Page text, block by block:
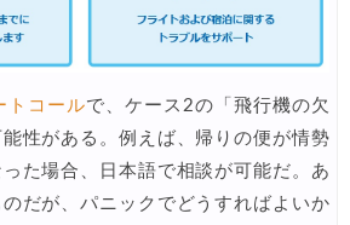
トコールで、ケース2の「飛行機の欠
性がある。例えば、帰りの便が情勢
た場合、日本語で相談が可能だ。あ
だが、パニックでどうすればよいか